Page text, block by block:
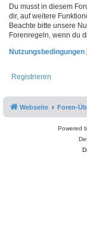
Du musst in diesem
dir, auf weitere
Beachte bitte unsere
Forenregeln, wenn du
Nutzungsbedingungen
Registrieren
Webseite Foren-
Powered